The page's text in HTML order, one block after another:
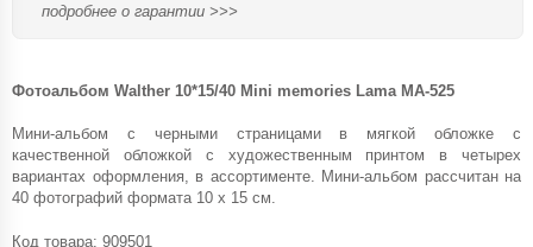
подробнее о гарантии >>>
Фотоальбом Walther 10*15/40 Mini memories Lama MA-525
Мини-альбом с черными страницами в мягкой обложке с
качественной обложкой с художественным принтом в четырех
вариантах оформления, в ассортименте. Мини-альбом рассчитан на
40 фотографий формата 10 х 15 см.
Код товара: 909501